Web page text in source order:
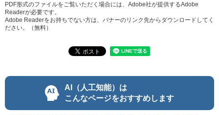
PDF形式のファイルをご覧いただく場合には、Adobe社が提供するAdobe
Readerが必要です。
Adobe Readerをお持ちでない方は、バナーのリンク先からダウンロードしてく
ださい。（無料）
AI（人工知能）は
こんなページをおすすめします